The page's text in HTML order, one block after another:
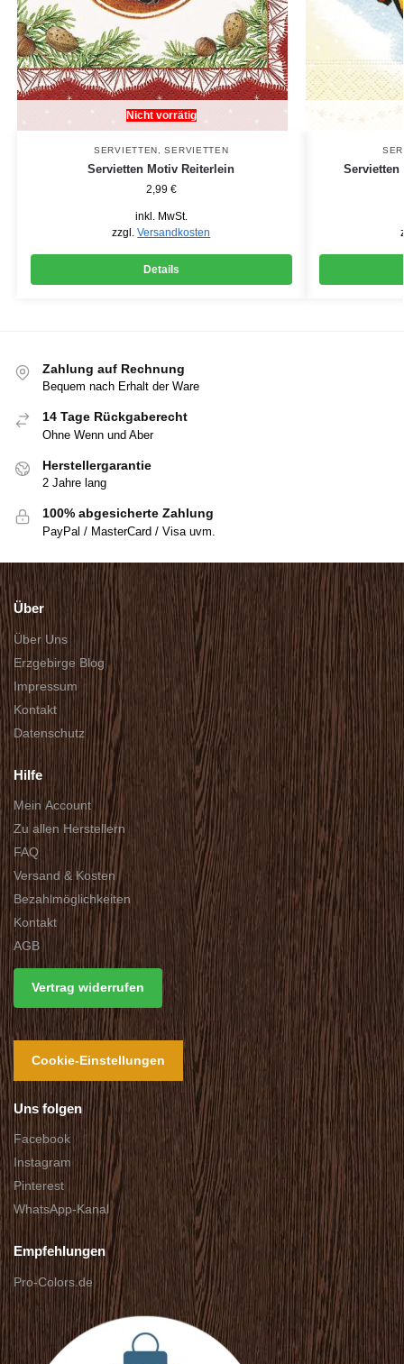
Nicht vorrätig
SERVIETTEN ,SERVIETTEN
Servietten Motiv Reiterlein
2,99 €
inkl. MwSt.
zzgl.Versandkosten
Details
Servietten
Zahlung auf Rechnung
Bequem nach Erhalt der Ware
14 Tage Rückgaberecht
Ohne Wenn und Aber
Herstellergarantie
2 Jahre lang
100% abgesicherte Zahlung
PayPal / MasterCard / Visa uvm.
Über
Über Uns
Erzgebirge Blog
Impressum
Kontakt
Datenschutz
Hilfe
Mein Account
Zu allen Herstellern
FAQ
Versand & Kosten
Bezahlmöglichkeiten
Kontakt
AGB
Vertrag widerrufen
Cookie-Einstellungen
Uns folgen
Facebook
Instagram
Pinterest
WhatsApp-Kanal
Empfehlungen
Pro-Colors.de